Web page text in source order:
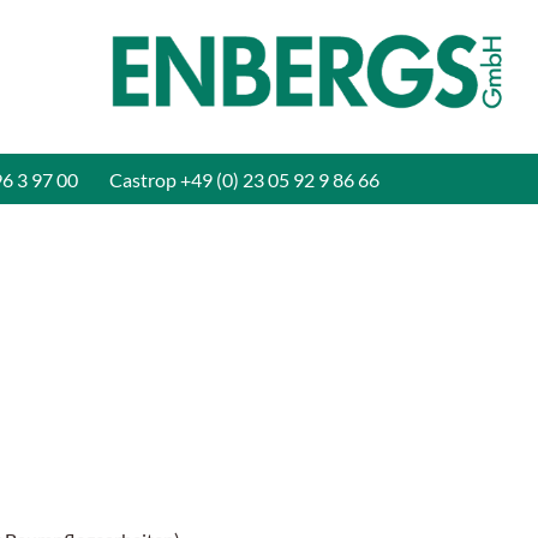
3 97 00 Castrop+49 (0) 23 05 92 9 86 66